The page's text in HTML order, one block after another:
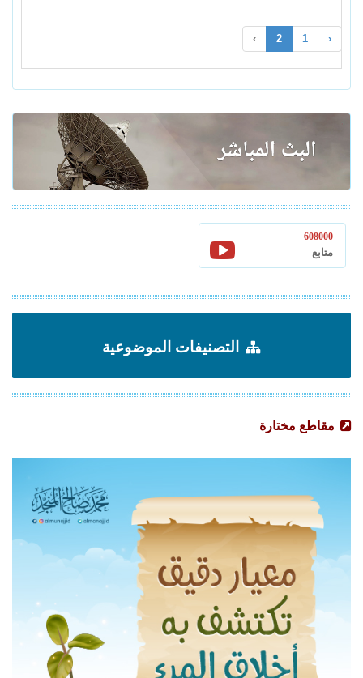
‹
1
2
›
608000
متابع
التصنيفات الموضوعية
مقاطع مختارة